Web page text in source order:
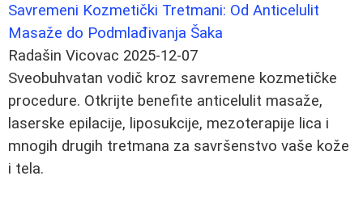
Savremeni Kozmetički Tretmani: Od Anticelulit
Masaže do Podmlađivanja Šaka
Radašin Vicovac 2025-12-07
Sveobuhvatan vodič kroz savremene kozmetičke
procedure. Otkrijte benefite anticelulit masaže,
laserske epilacije, liposukcije, mezoterapije lica i
mnogih drugih tretmana za savršenstvo vaše kože
i tela.